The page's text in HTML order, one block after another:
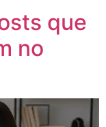
que
no